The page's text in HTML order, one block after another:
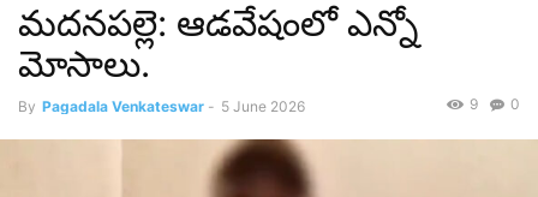
మదనపల్లె: ఆడవేషంలో ఎన్నో
మోసాలు.
By Pagadala Venkateswar - 5 June 2026 0
9